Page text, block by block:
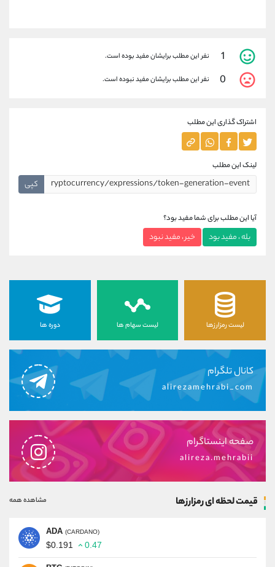
1 نفر این مطلب برایشان مفید بوده است.
0 نفر این مطلب برایشان مفید نبوده است.
اشتراک گذاری این مطلب
لینک این مطلب
کپی
آیا این مطلب برای شما مفید بود؟
بله ، مفید بود خیر ، مفید نبود
لیست رمزارزها لیست سهام ها دوره ها
کانال تلگرام
alirezamehrabi_com
صفحه اینستاگرام
alireza.mehrabii
قیمت لحظه ای رمزارزها مشاهده همه
ADA (CARDANO)
$0.191 0.47